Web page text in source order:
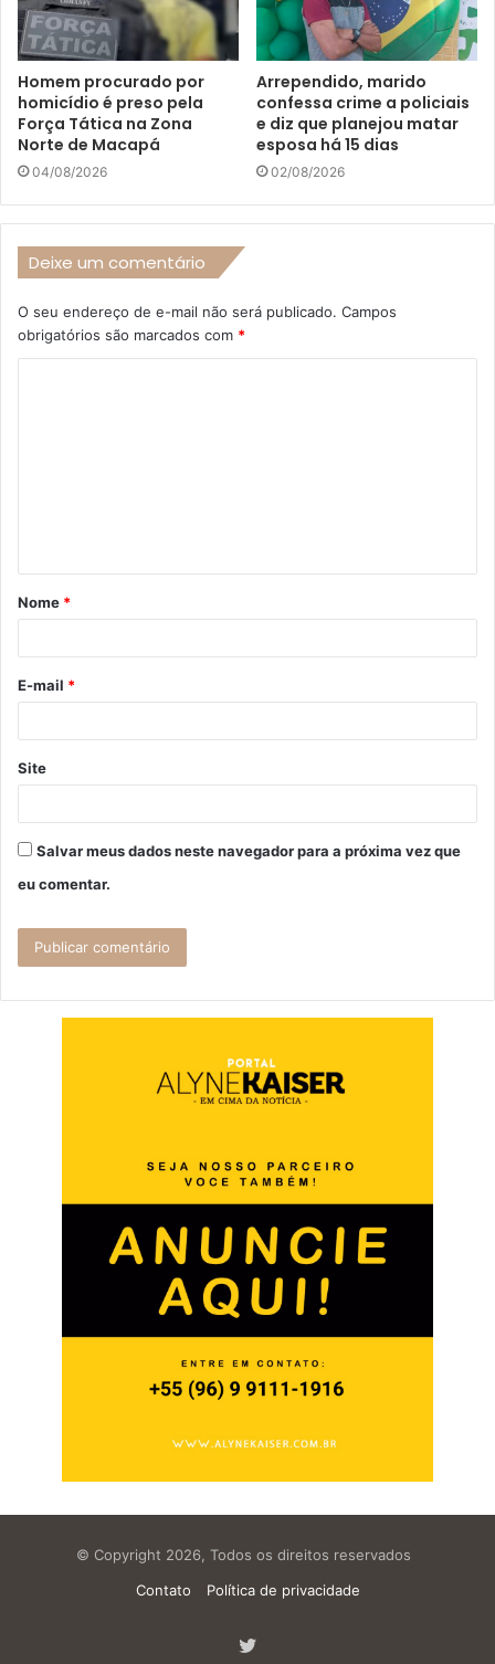
Homem procurado por
homicídio é preso pela
Força Tática na Zona
Norte de Macapá
04/08/2026
Arrependido, marido
confessa crime a policiais
e diz que planejou matar
esposa há 15 dias
02/08/2026
Deixe um comentário
O seu endereço de e-mail não será publicado. Campos
obrigatórios são marcados com *
á
r
*
Nome *
E-mail *
Site
Salvar meus dados neste navegador para a próxima vez que
eu comentar.
© Copyright 2026, Todos os direitos reservados
Contato
Política de privacidade
Twitter